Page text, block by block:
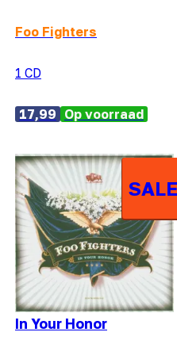
Foo Fighters
1 CD
17,99 Op voorraad
In Your Honor